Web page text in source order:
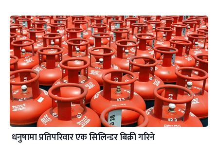
धनुषामा प्रतिपरिवार एक सिलिन्डर बिक्री गरिने